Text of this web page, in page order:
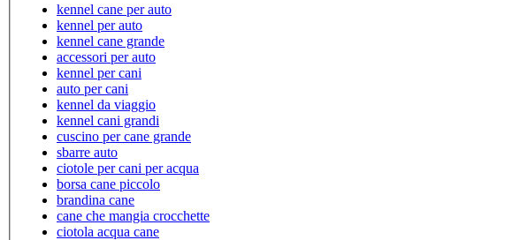
kennel cane per auto
kennel per auto
kennel cane grande
accessori per auto
kennel per cani
auto per cani
kennel da viaggio
kennel cani grandi
cuscino per cane grande
sbarre auto
ciotole per cani per acqua
borsa cane piccolo
brandina cane
cane che mangia crocchette
ciotola acqua cane